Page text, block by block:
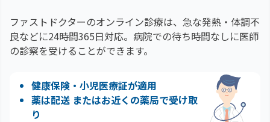
ファストドクターのオンライン診療は、急な発熱・体調不
良などに24時間365日対応。 病院での待ち時間なしに医師
の診察を受けることができます。
健康保険・小児医療証が適用
薬は配送 またはお近くの薬局で受け取
り